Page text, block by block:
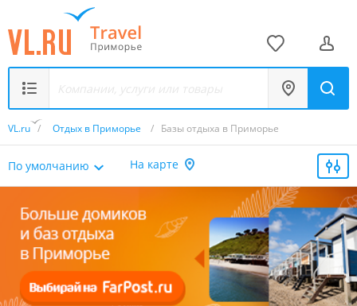
VL.ru / Отдых в Приморье / Базы отдыха в Приморье
По умолчанию На карте